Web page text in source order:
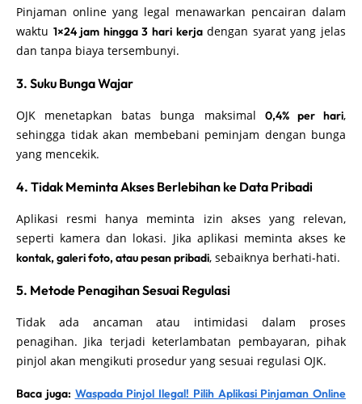
Pinjaman online yang legal menawarkan pencairan dalam
waktu 1×24 jam hingga 3 hari kerjadengan syarat yang jelas
dan tanpa biaya tersembunyi.
3. Suku Bunga Wajar
OJK menetapkan batas bunga maksimal 0,4% per hari,
sehingga tidak akan membebani peminjam dengan bunga
yang mencekik.
4. Tidak Meminta Akses Berlebihan ke Data Pribadi
Aplikasi resmi hanya meminta izin akses yang relevan,
seperti kamera dan lokasi. Jika aplikasi meminta akses ke
kontak, galeri foto, atau pesan pribadi, sebaiknya berhati-hati.
5. Metode Penagihan Sesuai Regulasi
Tidak ada ancaman atau intimidasi dalam proses
penagihan. Jika terjadi keterlambatan pembayaran, pihak
pinjol akan mengikuti prosedur yang sesuai regulasi OJK.
Baca juga: Waspada Pinjol Ilegal! Pilih Aplikasi Pinjaman Online